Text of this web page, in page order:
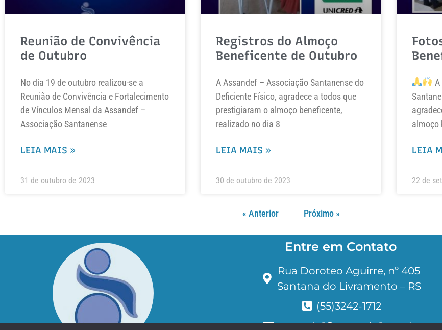
Reunião de Convivência
de Outubro
No dia 19 de outubro realizou-se a
Reunião de Convivência e Fortalecimento
de Vínculos Mensal da Assandef –
Associação Santanense
LEIA MAIS »
31 de outubro de 2023
Registros do Almoço
Beneficente de Outubro
A Assandef – Associação Santanense do
Deficiente Físico, agradece a todos que
prestigiaram o almoço beneficente,
realizado no dia 8
LEIA MAIS »
30 de outubro de 2023
almoço
LEIA
22 de
« Anterior Próximo »
Entre em Contato
Rua Doroteo Aguirre, nº 405
Santana do Livramento – RS
(55)3242-1712
assandef@assandef.com.br